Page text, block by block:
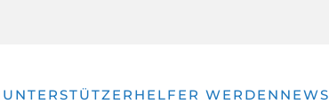
UNTERSTÜTZER HELFER WERDEN NEWS